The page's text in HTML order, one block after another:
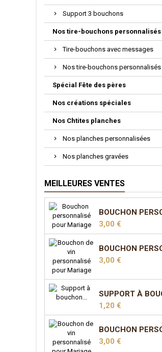
Support 3 bouchons
Nos tire-bouchons personnalisés
Tire-bouchons avec messages
Nos tire-bouchons personnalisés
Spécial Fête des pères
Nos créations spéciales
Nos Chtites planches
Nos planches personnalisées
Nos planches gravées
MEILLEURES VENTES
Prix
3,00 €
Prix
3,00 €
Prix
1,20 €
Prix
3,00 €